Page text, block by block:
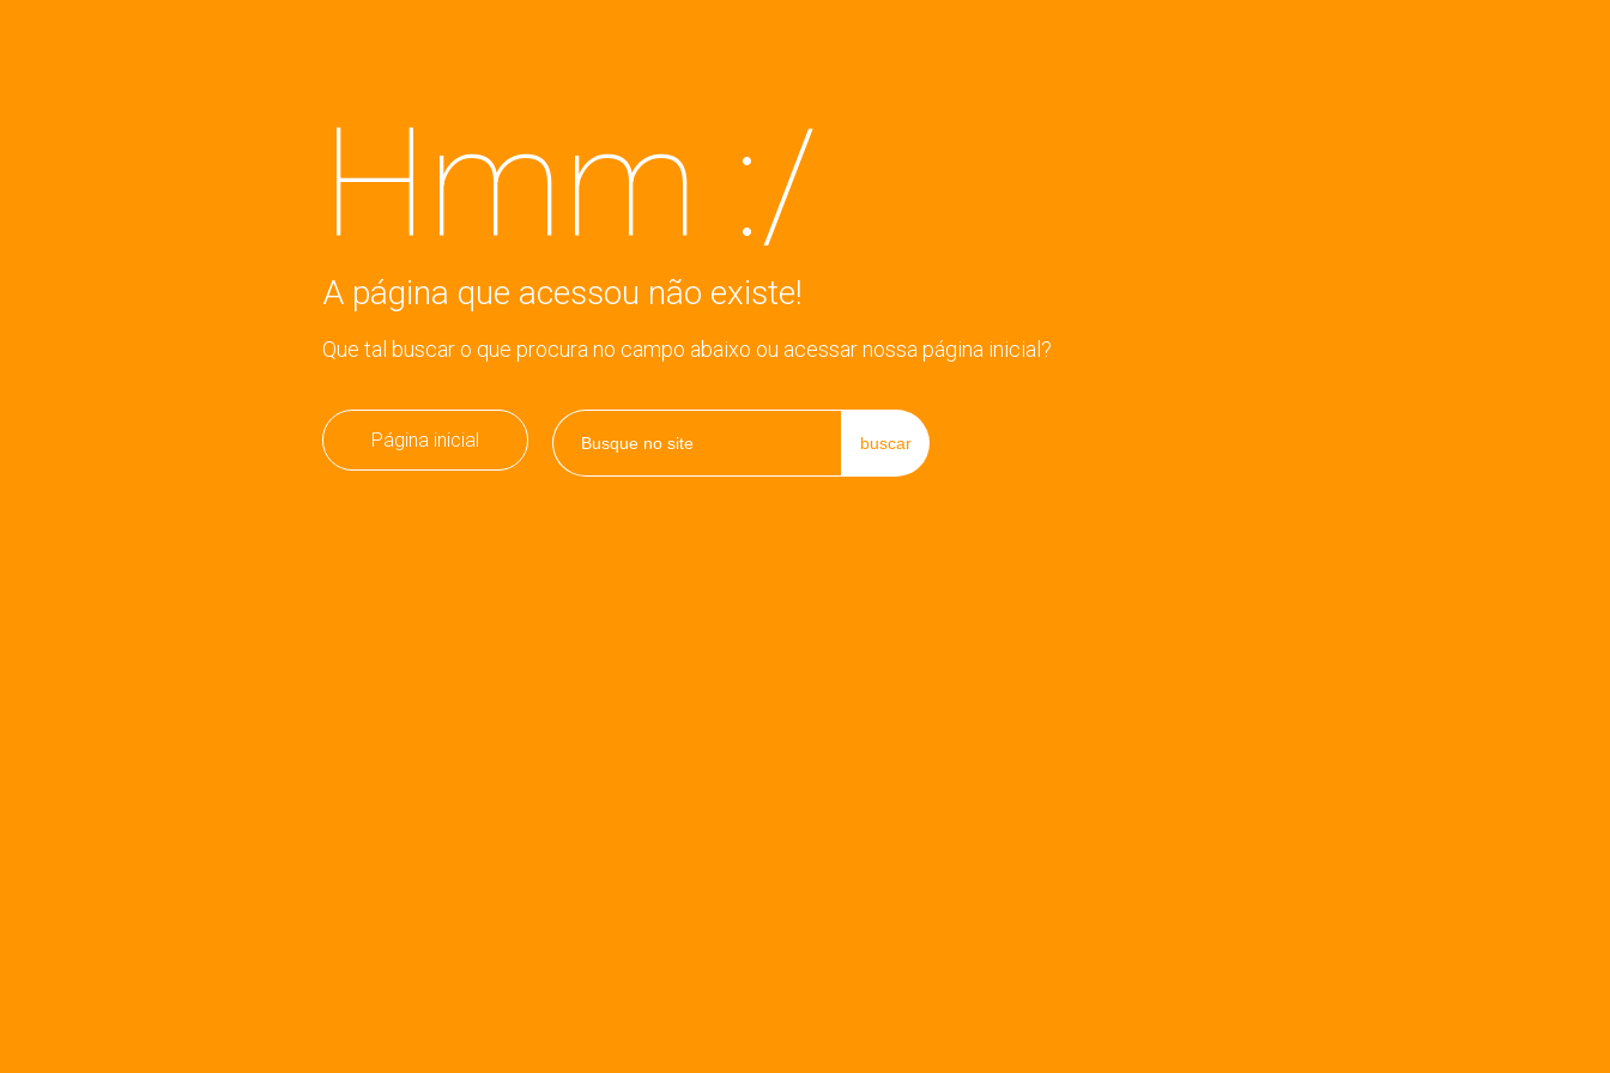
Hmm :/
A página que acessou não existe!
Que tal buscar o que procura no campo abaixo ou acessar nossa página inicial?
Página inicial